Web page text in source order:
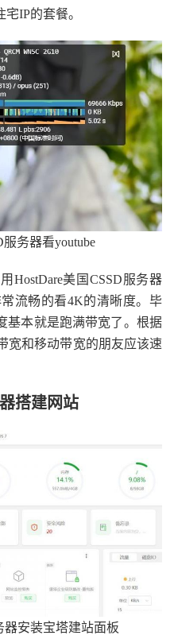
IP的套餐。
服务器看youtube
HostDare美国CSSD服务器
流畅的看4K的清晰度。毕
基本就是跑满带宽了。根据
宽和移动带宽的朋友应该速
搭建网站
器安装宝塔建站面板